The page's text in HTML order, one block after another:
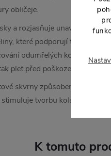
obličeje.
a rozjasňuje unavenou pleť.
které podporují tvorbu
odumřelých kožních
pleť před poškozením volnými
skvrny způsobené UV
tvorbu kolagenu.
K tomuto